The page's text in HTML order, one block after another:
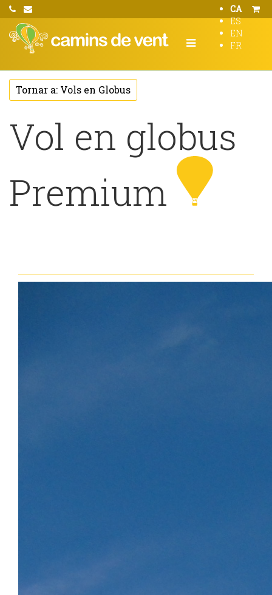
CA
ES
EN
FR
Tornar a: Vols en Globus
Vol en globus
Premium